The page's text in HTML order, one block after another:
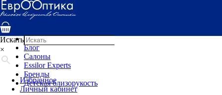
Услуги
Специалисты
Детская оптика
Блог
Салоны
Essilor Experts
Бренды
Детская близорукость
Искать
×
Избранное
Личный кабинет